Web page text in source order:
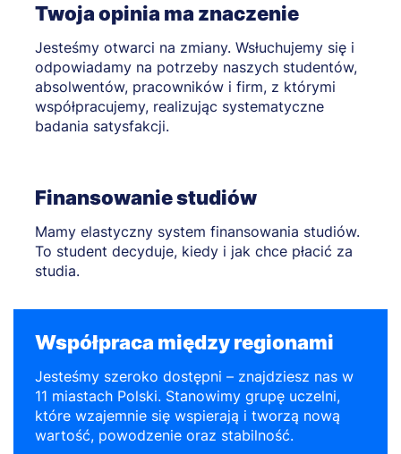
Twoja opinia ma znaczenie
Jesteśmy otwarci na zmiany. Wsłuchujemy się i
odpowiadamy na potrzeby naszych studentów,
absolwentów, pracowników i firm, z którymi
współpracujemy, realizując systematyczne
badania satysfakcji.
Finansowanie studiów
Mamy elastyczny system finansowania studiów.
To student decyduje, kiedy i jak chce płacić za
studia.
Współpraca między regionami
Jesteśmy szeroko dostępni – znajdziesz nas w
11 miastach Polski. Stanowimy grupę uczelni,
które wzajemnie się wspierają i tworzą nową
wartość, powodzenie oraz stabilność.